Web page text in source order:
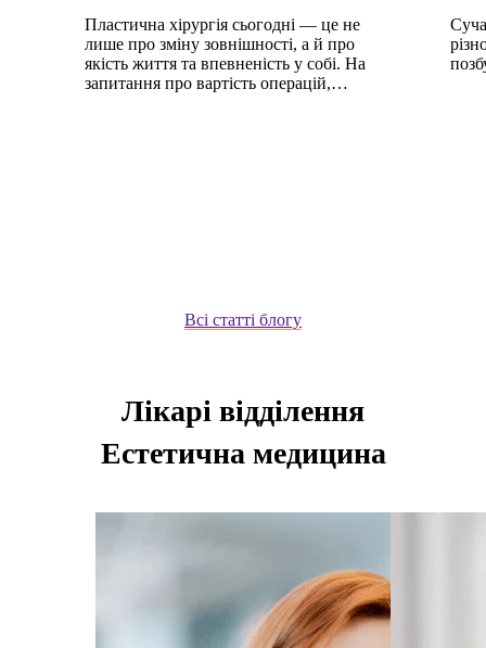
Пластична хірургія сьогодні — це не
лише про зміну зовнішності, а й про
якість життя та впевненість у собі. На
запитання про вартість операцій,…
Всі статті блогу
Лікарі відділення
Естетична медицина